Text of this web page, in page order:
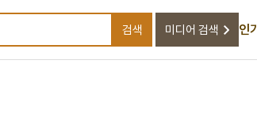
검색어를 입력하세요
검색 미디어 검색 인